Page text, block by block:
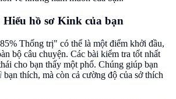
Hiểu hồ sơ Kink của bạn
Thống trị" có thể là một điểm khởi đầu,
bộ câu chuyện. Các bài kiểm tra tốt nhất
cho bạn thấy một phổ. Chúng giúp bạn
bạn thích, mà còn cả cường độ của sở thích